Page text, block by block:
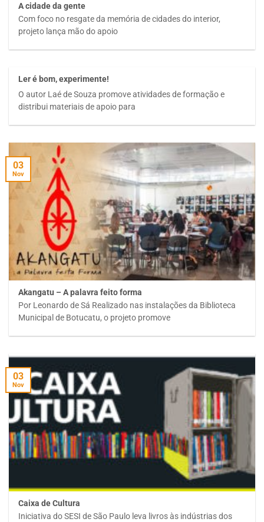
A cidade da gente
Com foco no resgate da memória de cidades do interior,
projeto lança mão do apoio
Ler é bom, experimente!
O autor Laé de Souza promove atividades de formação e
distribui materiais de apoio para
Akangatu – A palavra feito forma
Por Leonardo de Sá Realizado nas instalações da Biblioteca
Municipal de Botucatu, o projeto promove
03
Nov
Caixa de Cultura
Iniciativa do SESI de São Paulo leva livros às indústrias dos
03
Nov